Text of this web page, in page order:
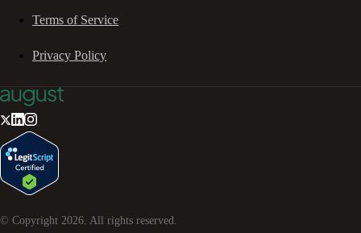
Terms of Service
Privacy Policy
© Copyright 2026. All rights reserved.